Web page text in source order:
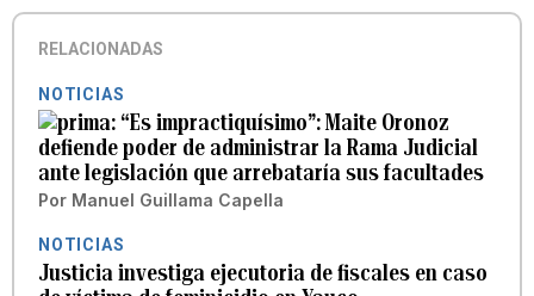
RELACIONADAS
NOTICIAS
“Es impractiquísimo”: Maite Oronoz
defiende poder de administrar la Rama Judicial
ante legislación que arrebataría sus facultades
Por Manuel Guillama Capella
NOTICIAS
Justicia investiga ejecutoria de fiscales en caso